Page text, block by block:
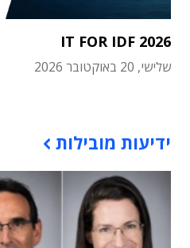
IT FOR IDF 2026
שלישי, 20 באוקטובר 2026
ידיעות מובילות